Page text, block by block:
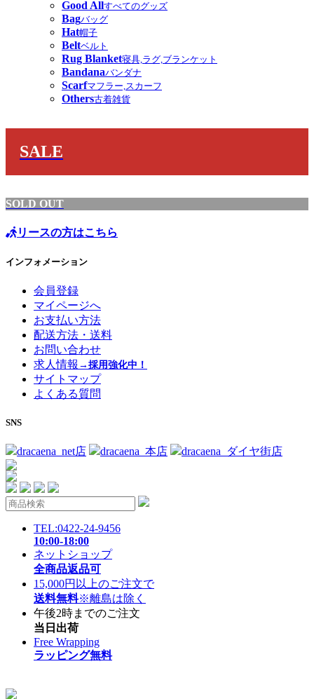
Good Allすべてのグッズ
Bagバッグ
Hat帽子
Beltベルト
Rug Blanket寝具,ラグ,ブランケット
Bandanaバンダナ
Scarfマフラー,スカーフ
Others古着雑貨
SALE
SOLD OUT
リースの方はこちら
インフォメーション
会員登録
マイページへ
お支払い方法
配送方法・送料
お問い合わせ
求人情報 →採用強化中！
サイトマップ
よくある質問
SNS
dracaena_net店 dracaena_本店 dracaena_ダイヤ街店
TEL:0422-24-9456
10:00-18:00
ネットショップ
全商品返品可
15,000円以上のご注文で
送料無料※離島は除く
午後2時までのご注文
当日出荷
Free Wrapping
ラッピング無料